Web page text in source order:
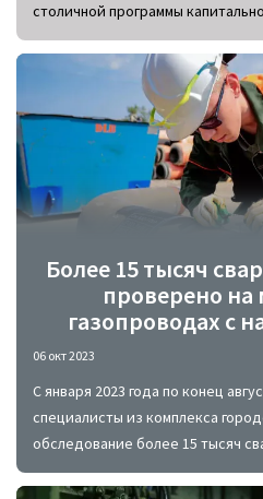
столичной программы
фонда. За первые 9 месяцев в
1000 многоквартирных домов.
Более 15 тысяч
проверено на
газопроводах с
06 окт 2023
С января 2023 года по конец
специалисты из комплекса
обследование более 15 тысяч
системе газопроводов.